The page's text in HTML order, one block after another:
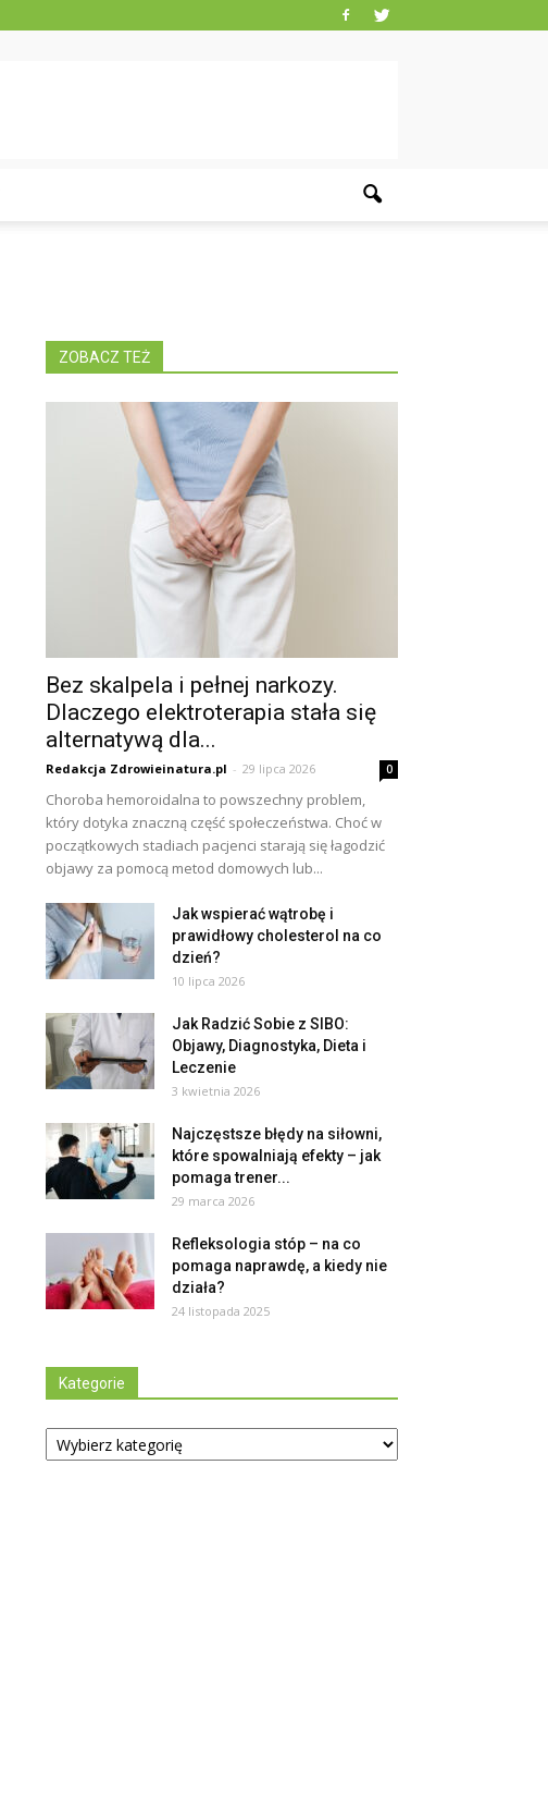
ZOBACZ TEŻ
Bez skalpela i pełnej narkozy.
Dlaczego elektroterapia stała się
alternatywą dla...
Redakcja Zdrowieinatura.pl - 29 lipca 2026 0
Choroba hemoroidalna to powszechny problem,
który dotyka znaczną część społeczeństwa. Choć w
początkowych stadiach pacjenci starają się łagodzić
objawy za pomocą metod domowych lub...
Jak wspierać wątrobę i
prawidłowy cholesterol na co
dzień?
10 lipca 2026
Jak Radzić Sobie z SIBO:
Objawy, Diagnostyka, Dieta i
Leczenie
3 kwietnia 2026
Najczęstsze błędy na siłowni,
które spowalniają efekty – jak
pomaga trener...
29 marca 2026
Refleksologia stóp – na co
pomaga naprawdę, a kiedy nie
działa?
24 listopada 2025
Kategorie
Kategorie